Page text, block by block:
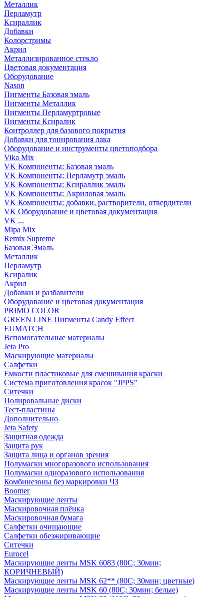
Металлик
Перламутр
Ксираллик
Добавки
Колорстримы
Акрил
Металлизированное стекло
Цветовая документация
Оборудование
Nason
Пигменты Базовая эмаль
Пигменты Металлик
Пигменты Перламуртровые
Пигменты Ксиралик
Контроллер для базового покрытия
Добавки для тонирования лака
Оборудование и инструменты цветоподбора
Vika Mix
VK Компоненты: Базовая эмаль
VK Компоненты: Перламутр эмаль
VK Компоненты: Ксираллик эмаль
VK Компоненты: Акриловая эмаль
VK Компоненты: добавки, растворители, отвердители
VK Оборудование и цветовая документация
VK ...
Mipa Mix
Remix Supreme
Базовая Эмаль
Металлик
Перламутр
Ксиралик
Акрил
Добавки и разбавители
Оборудование и цветовая документация
PRIMO COLOR
GREEN LINE Пигменты Candy Effect
EUMATCH
Вспомогательные материалы
Jeta Pro
Маскирующие материалы
Салфетки
Емкости пластиковые для смешивания краски
Система приготовления красок "JPPS"
Ситечки
Полировальные диски
Тест-пластины
Дополнительно
Jeta Safety
Защитная одежда
Защита рук
Защита лица и органов зрения
Полумаски многоразового использования
Полумаски одноразового использования
Комбинезоны без маркировки ЧЗ
Boomer
Маскирующие ленты
Маскировочная плёнка
Маскировочная бумага
Салфетки очищающие
Салфетки обезжиривающие
Ситечки
Euroсel
Маскирующие ленты MSK 6083 (80С; 30мин;
КОРИЧНЕВЫЙ)
Маскирующие ленты MSK 62** (80С; 30мин; цветные)
Маскирующие ленты MSK 60 (80С; 30мин; белые)